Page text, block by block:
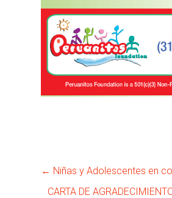
← Niñas y Adolescentes en
CARTA DE